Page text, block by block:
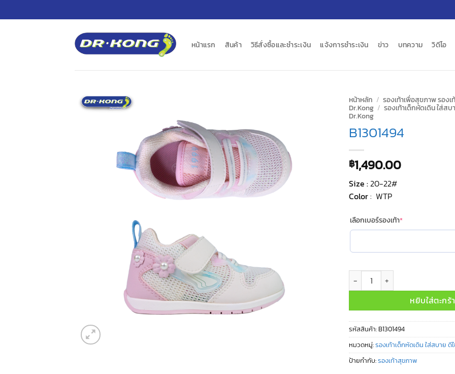
ไป
หน้าแรก สินค้า วิธีสั่งซื้อและชำระเงิน แจ้งการชำระเงิน ข่าว บทความ วิดีโอ
หน้าหลัก / รองเท้าเพื่อสุขภาพ รองเ
Dr.Kong / รองเท้าเด็กหัดเดิน ใส่สบ
Dr.Kong
B1301494
฿1,490.00
Size :20-22#
Color: WTP
เลือกเบอร์รองเท้า*(required)
จำนวน B1301494 ชิ้น
หยิบใส่ตะกร้า
รหัสสินค้า: B1301494
หมวดหมู่:รองเท้าเด็กหัดเดิน ใส่สบาย ดี
ป้ายกำกับ:รองเท้าสุขภาพ